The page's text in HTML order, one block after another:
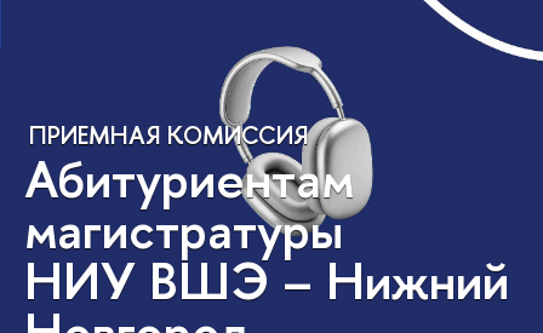
ПРИЕМНАЯ КОМИССИЯ
Абитуриентам
магистратуры
НИУ ВШЭ – Нижний